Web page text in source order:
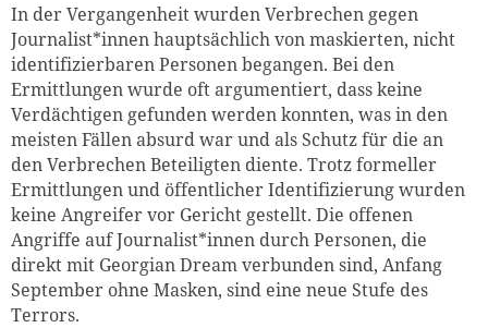
In der Vergangenheit wurden Verbrechen gegen
Journalist*innen hauptsächlich von maskierten, nicht
identifizierbaren Personen begangen. Bei den
Ermittlungen wurde oft argumentiert, dass keine
Verdächtigen gefunden werden konnten, was in den
meisten Fällen absurd war und als Schutz für die an
den Verbrechen Beteiligten diente. Trotz formeller
Ermittlungen und öffentlicher Identifizierung wurden
keine Angreifer vor Gericht gestellt. Die offenen
Angriffe auf Journalist*innen durch Personen, die
direkt mit Georgian Dream verbunden sind, Anfang
September ohne Masken, sind eine neue Stufe des
Terrors.